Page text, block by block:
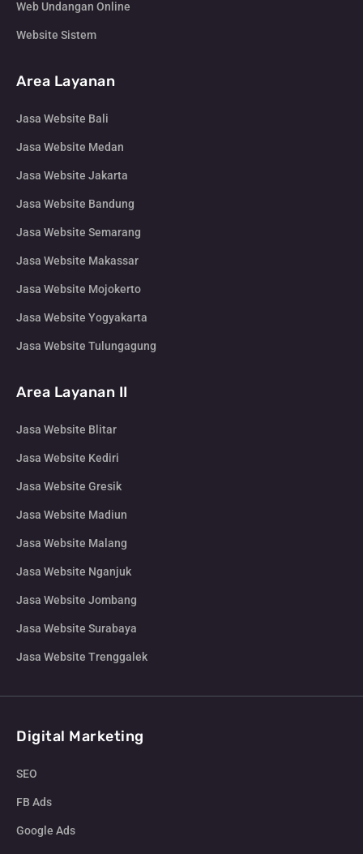
Web Undangan Online
Website Sistem
Area Layanan
Jasa Website Bali
Jasa Website Medan
Jasa Website Jakarta
Jasa Website Bandung
Jasa Website Semarang
Jasa Website Makassar
Jasa Website Mojokerto
Jasa Website Yogyakarta
Jasa Website Tulungagung
Area Layanan II
Jasa Website Blitar
Jasa Website Kediri
Jasa Website Gresik
Jasa Website Madiun
Jasa Website Malang
Jasa Website Nganjuk
Jasa Website Jombang
Jasa Website Surabaya
Jasa Website Trenggalek
Digital Marketing
SEO
FB Ads
Google Ads